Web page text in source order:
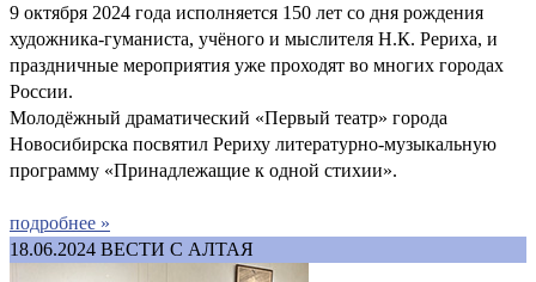
9 октября 2024 года исполняется 150 лет со дня рождения
художника-гуманиста, учёного и мыслителя Н.К. Рериха, и
праздничные мероприятия уже проходят во многих городах
России.
Молодёжный драматический «Первый театр» города
Новосибирска посвятил Рериху литературно-музыкальную
программу «Принадлежащие к одной стихии».
подробнее »
18.06.2024 ВЕСТИ С АЛТАЯ